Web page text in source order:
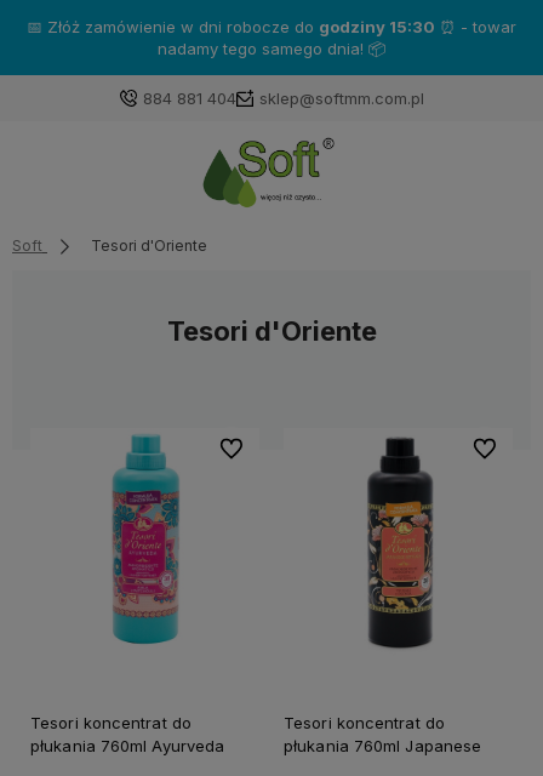
📅 Złóż zamówienie w dni robocze do godziny 15:30 ⏰ - towar
nadamy tego samego dnia! 📦
884 881 404 sklep@softmm.com.pl
Soft Tesori d'Oriente
Tesori d'Oriente
Tesori koncentrat do
płukania 760ml Ayurveda
Do ulubionych
Tesori koncentrat do
płukania 760ml Japanese
Do